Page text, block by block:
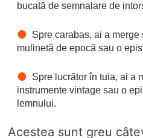
bucată de semnalare de
Spre carabas, ai a
mulinetă de epocă sau o
Spre lucrător în tuia, ai a
instrumente vintage sau o
lemnului.
Acestea sunt greu